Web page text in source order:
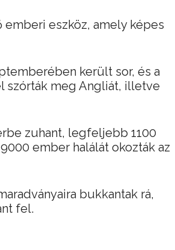
eszköz, amely képes
került sor, és a
szórták meg Angliát, illetve
zuhant, legfeljebb 1100
ember halálát okozták az
bukkantak rá,
fel.